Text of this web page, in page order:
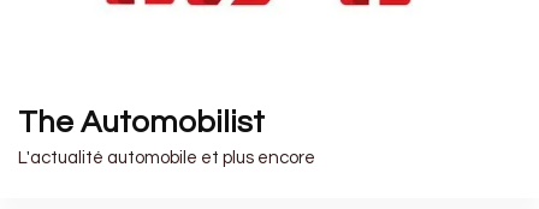
The Automobilist
L'actualité automobile et plus encore